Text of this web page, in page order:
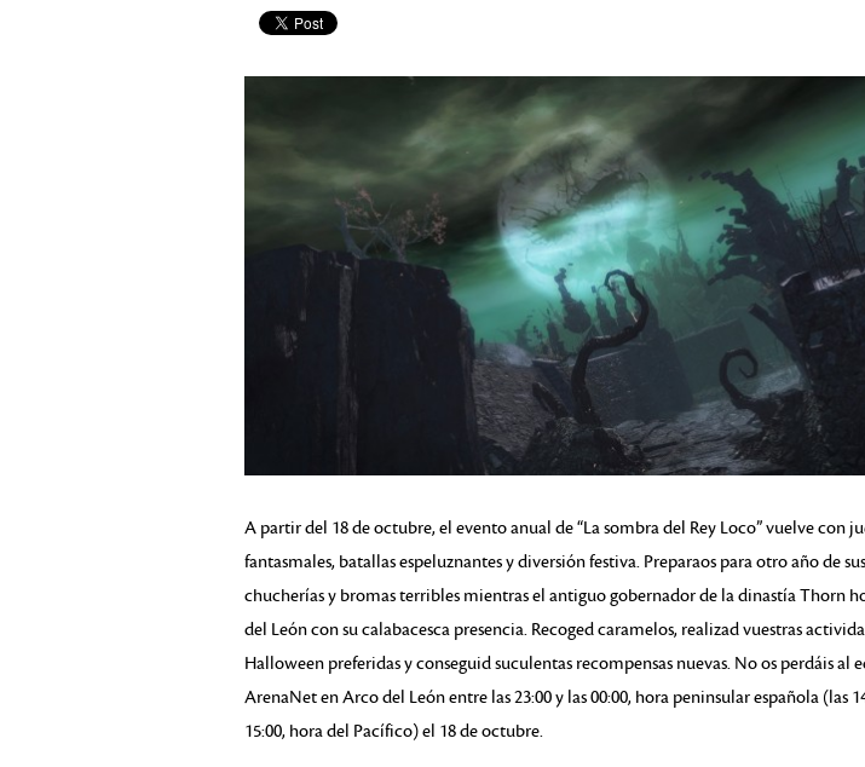
A partir del 18 de octubre, el evento anual de “La sombra del Rey Loco” vuelve con
fantasmales, batallas espeluznantes y diversión festiva. Preparaos para otro año de
chucherías y bromas terribles mientras el antiguo gobernador de la dinastía Thorn
del León con su calabacesca presencia. Recoged caramelos, realizad vuestras
Halloween preferidas y conseguid suculentas recompensas nuevas. No os perdáis al
ArenaNet en Arco del León entre las 23:00 y las 00:00, hora peninsular española (las
15:00, hora del Pacífico) el 18 de octubre.